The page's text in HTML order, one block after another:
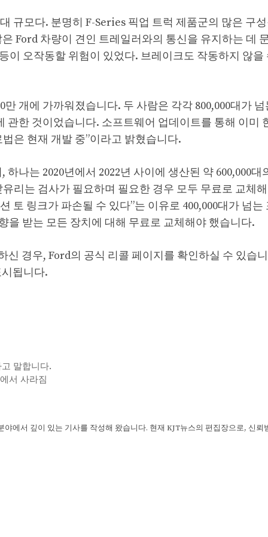
규모다. 분명히 F-Series 픽업 트럭 제품군의 많은 구
Ford 차량이 견인 트레일러와의 통신을 유지하는 데
이 오작동할 위험이 있었다. 브레이크도 작동하지 않을
개에 가까워졌습니다. 두 사람은 각각 800,000대가
관한 것이었습니다. 소프트웨어 업데이트를 통해 이미
은 현재 개발 중”이라고 밝혔습니다.
나는 2020년에서 2022년 사이에 생산된 약 600,000대
리는 검사가 필요하며 필요한 경우 모두 무료로 교체
토 링크가 파손될 수 있다”는 이유로 400,000대가 넘는
받는 모든 장치에 대해 무료로 교체해야 했습니다.
경우, Ford의 공식 리콜 페이지를 확인하실 수 있습
됩니다.
말합니다.
서 사라짐
에서 깊이 있는 기사를 작성해 왔습니다. 현재 KJT뉴스의 편집장으로, 신뢰